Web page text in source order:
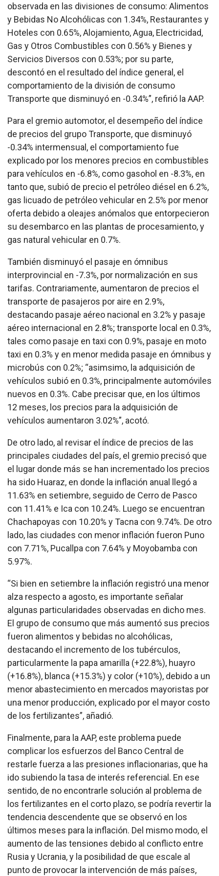
observada en las divisiones de consumo: Alimentos
y Bebidas No Alcohólicas con 1.34%, Restaurantes y
Hoteles con 0.65%, Alojamiento, Agua, Electricidad,
Gas y Otros Combustibles con 0.56% y Bienes y
Servicios Diversos con 0.53%; por su parte,
descontó en el resultado del índice general, el
comportamiento de la división de consumo
Transporte que disminuyó en -0.34%”, refirió la AAP.
Para el gremio automotor, el desempeño del índice
de precios del grupo Transporte, que disminuyó
-0.34% intermensual, el comportamiento fue
explicado por los menores precios en combustibles
para vehículos en -6.8%, como gasohol en -8.3%, en
tanto que, subió de precio el petróleo diésel en 6.2%,
gas licuado de petróleo vehicular en 2.5% por menor
oferta debido a oleajes anómalos que entorpecieron
su desembarco en las plantas de procesamiento, y
gas natural vehicular en 0.7%.
También disminuyó el pasaje en ómnibus
interprovincial en -7.3%, por normalización en sus
tarifas. Contrariamente, aumentaron de precios el
transporte de pasajeros por aire en 2.9%,
destacando pasaje aéreo nacional en 3.2% y pasaje
aéreo internacional en 2.8%; transporte local en 0.3%,
tales como pasaje en taxi con 0.9%, pasaje en moto
taxi en 0.3% y en menor medida pasaje en ómnibus y
microbús con 0.2%; “asimsimo, la adquisición de
vehículos subió en 0.3%, principalmente automóviles
nuevos en 0.3%. Cabe precisar que, en los últimos
12 meses, los precios para la adquisición de
vehículos aumentaron 3.02%”, acotó.
De otro lado, al revisar el índice de precios de las
principales ciudades del país, el gremio precisó que
el lugar donde más se han incrementado los precios
ha sido Huaraz, en donde la inflación anual llegó a
11.63% en setiembre, seguido de Cerro de Pasco
con 11.41% e Ica con 10.24%. Luego se encuentran
Chachapoyas con 10.20% y Tacna con 9.74%. De otro
lado, las ciudades con menor inflación fueron Puno
con 7.71%, Pucallpa con 7.64% y Moyobamba con
5.97%.
“Si bien en setiembre la inflación registró una menor
alza respecto a agosto, es importante señalar
algunas particularidades observadas en dicho mes.
El grupo de consumo que más aumentó sus precios
fueron alimentos y bebidas no alcohólicas,
destacando el incremento de los tubérculos,
particularmente la papa amarilla (+22.8%), huayro
(+16.8%), blanca (+15.3%) y color (+10%), debido a un
menor abastecimiento en mercados mayoristas por
una menor producción, explicado por el mayor costo
de los fertilizantes”, añadió.
Finalmente, para la AAP, este problema puede
complicar los esfuerzos del Banco Central de
restarle fuerza a las presiones inflacionarias, que ha
ido subiendo la tasa de interés referencial. En ese
sentido, de no encontrarle solución al problema de
los fertilizantes en el corto plazo, se podría revertir la
tendencia descendente que se observó en los
últimos meses para la inflación. Del mismo modo, el
aumento de las tensiones debido al conflicto entre
Rusia y Ucrania, y la posibilidad de que escale al
punto de provocar la intervención de más países,